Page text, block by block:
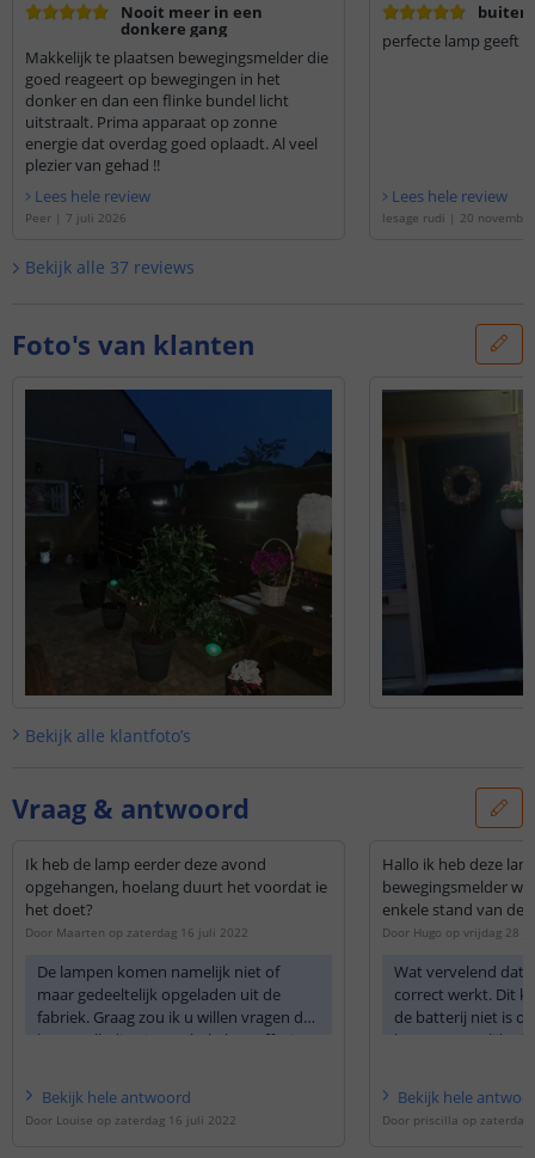
Nooit meer in een
donkere gang
Makkelijk te plaatsen bewegingsmelder die
goed reageert op bewegingen in het
donker en dan een flinke bundel licht
uitstraalt. Prima apparaat op zonne
energie dat overdag goed oplaadt. Al veel
plezier van gehad !!
Lees hele review
Peer | 7 juli 2026
buiten
perfecte lamp geeft
Lees hele review
lesage rudi | 20
Bekijk alle 37 reviews
Foto's van klanten
Bekijk alle klantfoto’s
Vraag & antwoord
Ik heb de lamp eerder deze avond
opgehangen, hoelang duurt het voordat ie
het doet?
Door Maarten op zaterdag 16 juli 2022
De lampen komen namelijk niet of
maar gedeeltelijk opgeladen uit de
fabriek. Graag zou ik u willen vragen de
lamp volledig uit te schakelen (off/uit-
volledig opgeladen wordt. Het is hierin
belangrijk dat het solarpaneel goed
Bekijk hele antwoord
Door Louise op zaterdag 16 juli 2022
Hallo ik heb deze
bewegingsmelder werkt
enkele stand van de
Door Hugo op vrijdag 28
Wat vervelend dat
correct werkt. Dit
de batterij niet is
komen namelijk
volledig uit te
en 72 uur op te
Bekijk hele
Door priscilla op zaterdag